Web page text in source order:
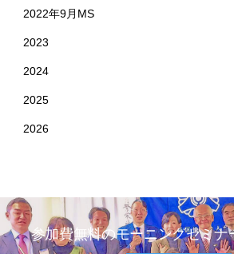
2022年9月MS
2023
2024
2025
2026
参加費無料のモーニングセミナ